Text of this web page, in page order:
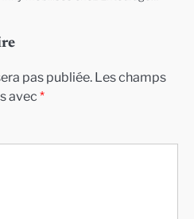
pas publiée. Les champs
avec *